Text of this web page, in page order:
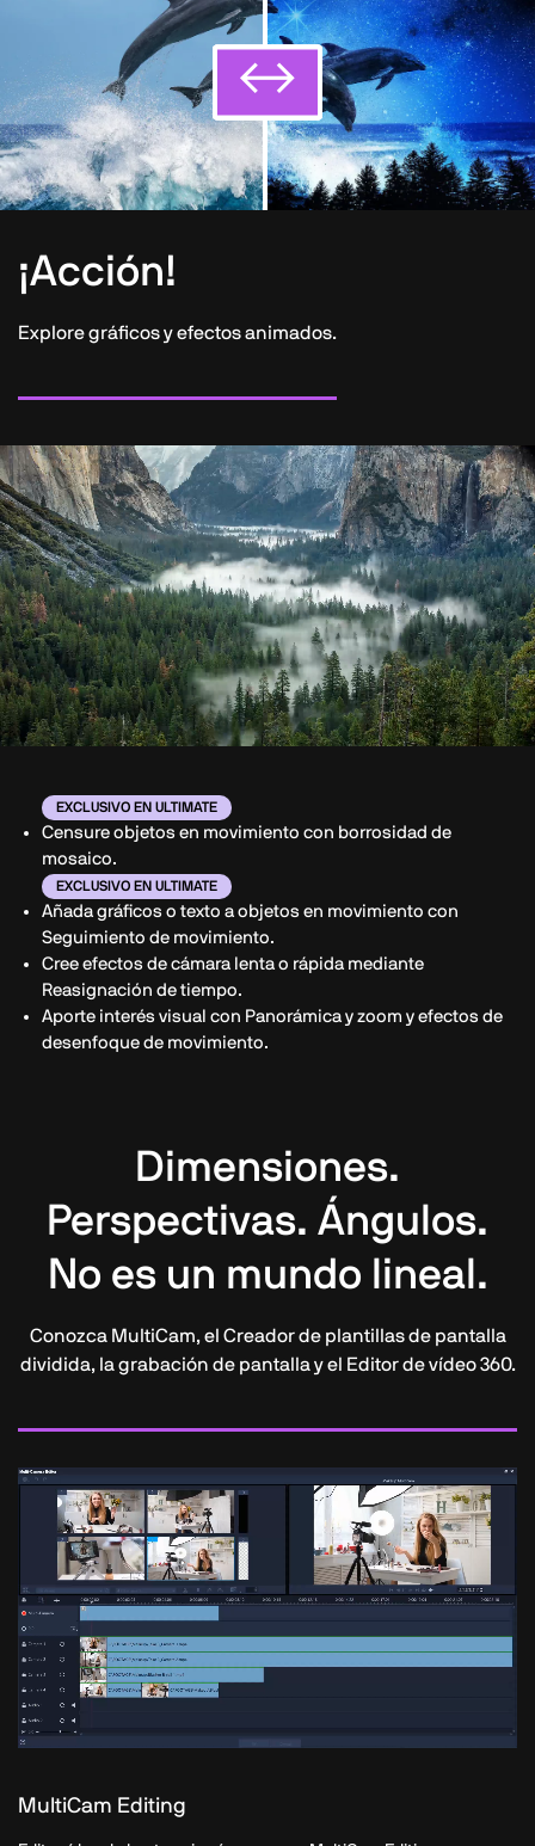
↔
↔
↔
↔
¡Acción!
Explore gráficos y efectos animados.
EXCLUSIVO EN ULTIMATE
Censure objetos en movimiento con borrosidad de
mosaico.
EXCLUSIVO EN ULTIMATE
Añada gráficos o texto a objetos en movimiento con
Seguimiento de movimiento.
Cree efectos de cámara lenta o rápida mediante
Reasignación de tiempo.
Aporte interés visual con Panorámica y zoom y efectos de
desenfoque de movimiento.
Dimensiones.
Perspectivas. Ángulos.
No es un mundo lineal.
Conozca MultiCam, el Creador de plantillas de pantalla
dividida, la grabación de pantalla y el Editor de vídeo 360.
MultiCam Editing